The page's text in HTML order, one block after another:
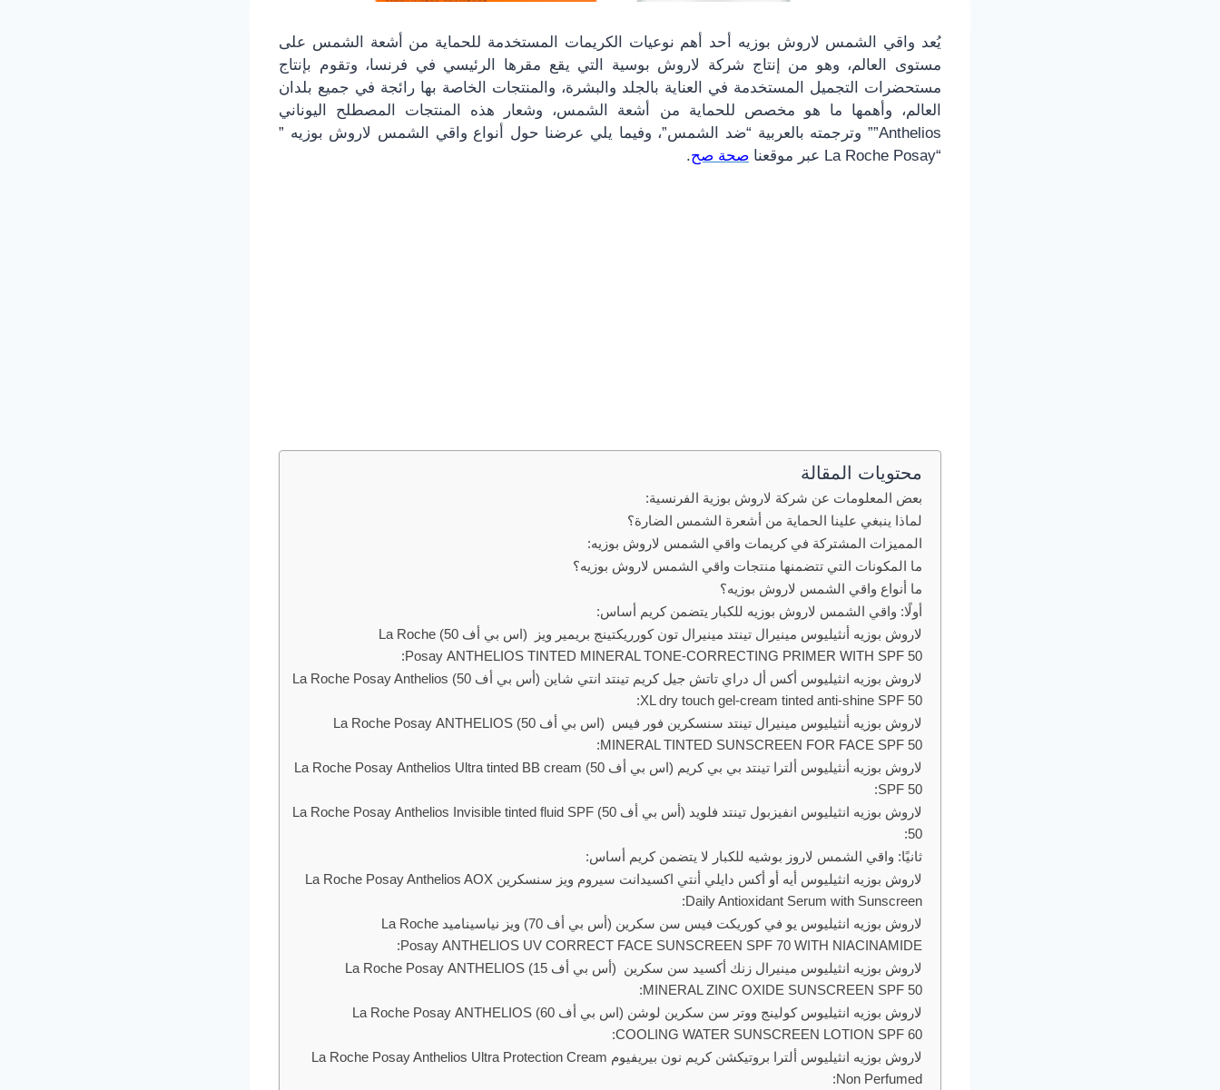
يُعد واقي الشمس لاروش بوزيه أحد أهم نوعيات الكريمات المستخدمة للحماية من أشعة الشمس على
مستوى العالم، وهو من إنتاج شركة لاروش بوسية التي يقع مقرها الرئيسي في فرنسا، وتقوم بإنتاج
مستحضرات التجميل المستخدمة في العناية بالجلد والبشرة، والمنتجات الخاصة بها رائجة في جميع بلدان
العالم، وأهمها ما هو مخصص للحماية من أشعة الشمس، وشعار هذه المنتجات المصطلح اليوناني
Anthelios”” وترجمته بالعربية “ضد الشمس”، وفيما يلي عرضنا حول أنواع واقي الشمس لاروش بوزيه ”
“La Roche Posay عبر موقعنا
صحة صح.
محتويات المقالة
بعض المعلومات عن شركة لاروش بوزية الفرنسية:
لماذا ينبغي علينا الحماية من أشعرة الشمس الضارة؟
المميزات المشتركة في كريمات واقي الشمس لاروش بوزيه:
ما المكونات التي تتضمنها منتجات واقي الشمس لاروش بوزيه؟
ما أنواع واقي الشمس لاروش بوزيه؟
أولًا: واقي الشمس لاروش بوزيه للكبار يتضمن كريم أساس:
لاروش بوزيه أنثيليوس مينيرال تينتد مينيرال تون كورريكتينج بريمير ويز (اس بي أف 50) La Roche
Posay ANTHELIOS TINTED MINERAL TONE-CORRECTING PRIMER WITH SPF 50:
لاروش بوزيه انثيليوس أكس أل دراي تاتش جيل كريم تينتد انتي شاين (أس بي أف 50) La Roche Posay Anthelios
XL dry touch gel-cream tinted anti-shine SPF 50:
لاروش بوزيه أنثيليوس مينيرال تينتد سنسكرين فور فيس (اس بي أف 50) La Roche Posay ANTHELIOS
MINERAL TINTED SUNSCREEN FOR FACE SPF 50:
لاروش بوزيه أنثيليوس ألترا تينتد بي بي كريم (اس بي أف 50) La Roche Posay Anthelios Ultra tinted BB cream
SPF 50:
لاروش بوزيه انثيليوس انفيزبول تينتد فلويد (أس بي أف 50) La Roche Posay Anthelios Invisible tinted fluid SPF
50:
ثانيًا: واقي الشمس لاروز بوشيه للكبار لا يتضمن كريم أساس:
لاروش بوزيه انثيليوس أيه أو أكس دايلي أنتي اكسيدانت سيروم ويز سنسكرين La Roche Posay Anthelios AOX
Daily Antioxidant Serum with Sunscreen:
لاروش بوزيه انثيليوس يو في كوريكت فيس سن سكرين (أس بي أف 70) ويز نياسيناميد La Roche
Posay ANTHELIOS UV CORRECT FACE SUNSCREEN SPF 70 WITH NIACINAMIDE:
لاروش بوزيه انثيليوس مينيرال زنك أكسيد سن سكرين (أس بي أف 15) La Roche Posay ANTHELIOS
MINERAL ZINC OXIDE SUNSCREEN SPF 50:
لاروش بوزيه انثيليوس كولينج ووتر سن سكرين لوشن (اس بي أف 60) La Roche Posay ANTHELIOS
COOLING WATER SUNSCREEN LOTION SPF 60:
لاروش بوزيه انثيليوس ألترا بروتيكشن كريم نون بيريفيوم La Roche Posay Anthelios Ultra Protection Cream
Non Perfumed: